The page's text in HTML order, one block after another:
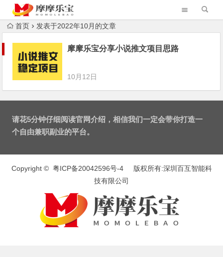
首页 发表于2022年10月的文章
摩摩乐宝分享小说推文项目思路
10月12日
请花5分钟仔细阅读官网介绍，相信我们一定会带你打造一
个自由兼职副业的平台。
Copyright © 粤ICP备20042596号-4版权所有:深圳百互智能科
技有限公司